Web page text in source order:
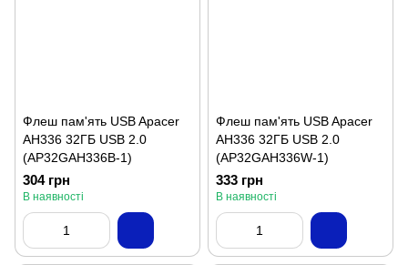
Флеш пам'ять USB Apacer
AH336 32ГБ USB 2.0
(AP32GAH336B-1)
304 грн
В наявності
Флеш пам'ять USB Apacer
AH336 32ГБ USB 2.0
(AP32GAH336W-1)
333 грн
В наявності